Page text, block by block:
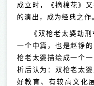
成立时，《摘棉花》
的演出，成为经典
《双枪老太婆劫
一个中篇，也是赵铮
枪老太婆描绘成一个
析后认为：双枪老太
好教育、有较高文化